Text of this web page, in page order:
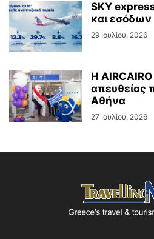
SKY
και εσόδων
29 Ιουλίου, 2026
Η AIRCAIRO
απευθείας
Αθήνα
27 Ιουλίου, 2026